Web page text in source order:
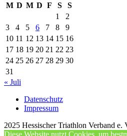
M D M D F S
S
1
2
3
4 5 6 7 8
9
10 11 12 13 14 15 16
17 18 19 20 21 22 23
24 25 26 27 28 29 30
31
« Juli
Datenschutz
Impressum
2025 Hessischer Triathlon Verband e.